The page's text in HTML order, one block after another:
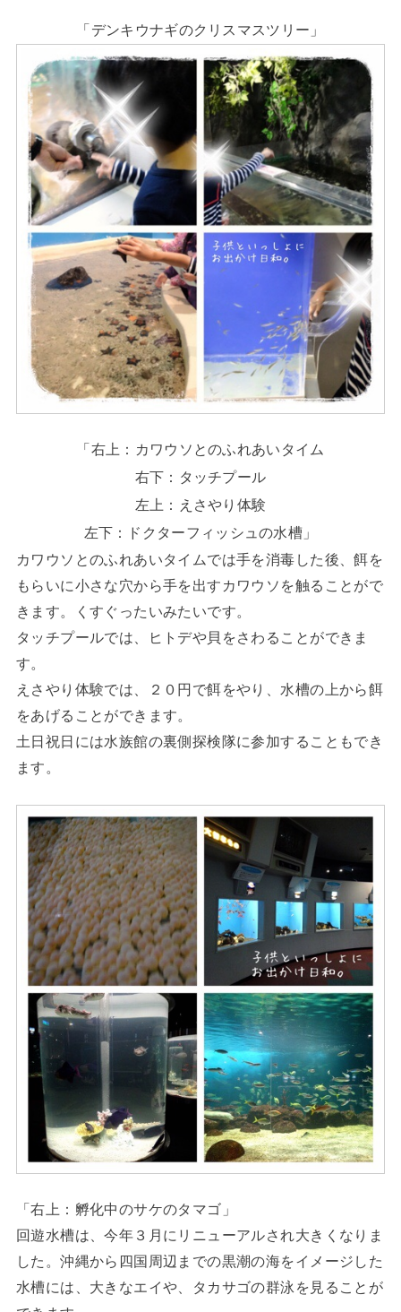
「デンキウナギのクリスマスツリー」
「右上：カワウソとのふれあいタイム
右下：タッチプール
左上：えさやり体験
左下：ドクターフィッシュの水槽」
カワウソとのふれあいタイムでは手を消毒した後、餌を
もらいに小さな穴から手を出すカワウソを触ることがで
きます。くすぐったいみたいです。
タッチプールでは、ヒトデや貝をさわることができま
す。
えさやり体験では、２０円で餌をやり、水槽の上から餌
をあげることができます。
土日祝日には水族館の裏側探検隊に参加することもでき
ます。
「右上：孵化中のサケのタマゴ」
回遊水槽は、今年３月にリニューアルされ大きくなりま
した。沖縄から四国周辺までの黒潮の海をイメージした
水槽には、大きなエイや、タカサゴの群泳を見ることが